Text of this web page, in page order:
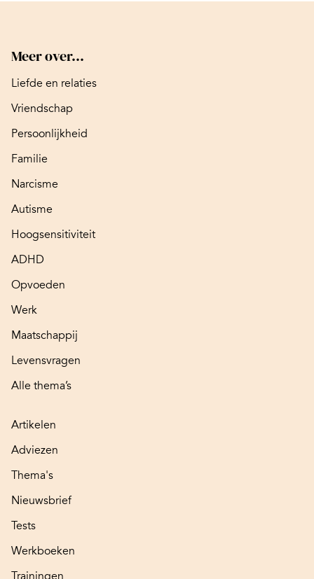
Meer over...
Liefde en relaties
Vriendschap
Persoonlijkheid
Familie
Narcisme
Autisme
Hoogsensitiviteit
ADHD
Opvoeden
Werk
Maatschappij
Levensvragen
Alle thema’s
Artikelen
Adviezen
Thema's
Nieuwsbrief
Tests
Werkboeken